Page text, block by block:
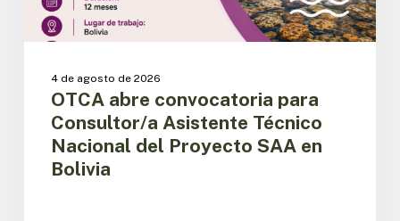
SAA
4 de agosto de 2026
OTCA abre convocatoria para
Consultor/a Asistente Técnico
Nacional del Proyecto SAA en
Bolivia